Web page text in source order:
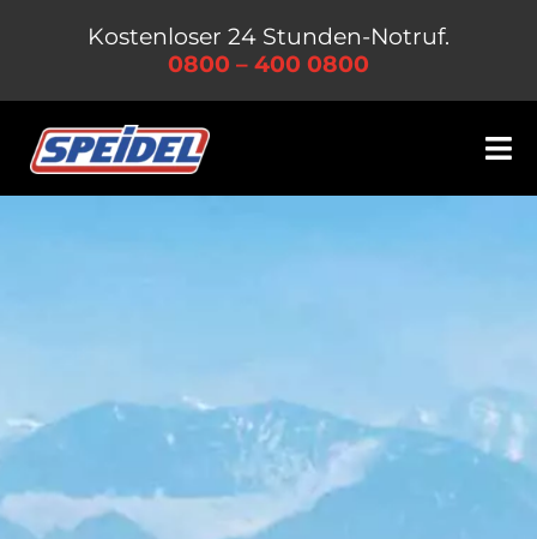
Kostenloser 24 Stunden-Notruf.
0800 – 400 0800
Kontakt